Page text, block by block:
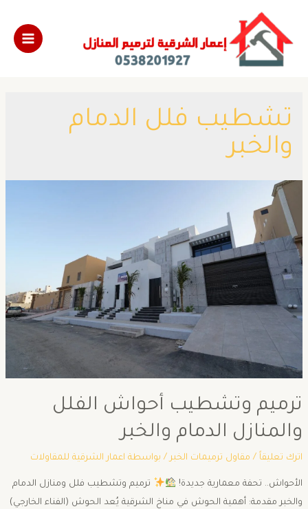
تشطيب فلل الدمام
والخبر
ترميم وتشطيب أحواش الفلل
والمنازل الدمام والخبر
اترك تعليقاً / مقاول ترميمات الخبر / بواسطة اعمار الشرقية للمقاولات
الأحواش.. تحفة معمارية جديدة!
ترميم وتشطيب فلل ومنازل الدمام
والخبر مقدمة: أهمية الحوش في مناخ الشرقية ​يُعد الحوش (الفناء الخارجي)